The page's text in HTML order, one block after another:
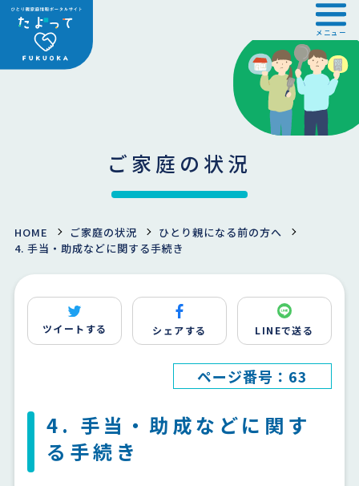
メニュー
ご家庭の状況
HOME ご家庭の状況
ひとり親になる前の方へ
4. 手当・助成などに関する手続き
ツイートする シェアする LINEで送る
ページ番号：63
4. 手当・助成などに関す
る手続き